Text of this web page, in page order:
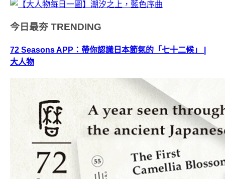
今日最夯 TRENDING
72 Seasons APP：帶你認識日本節氣的「七十二候」 |
大人物